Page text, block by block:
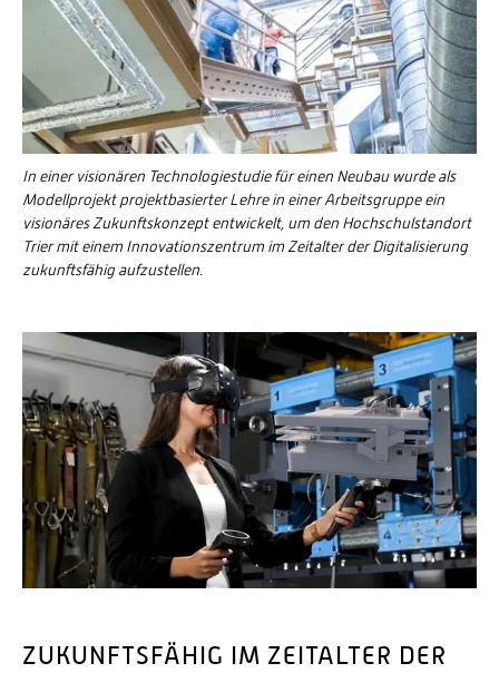
In einer visionären Technologiestudie für einen Neubau wurde als
Modellprojekt projektbasierter Lehre in einer Arbeitsgruppe ein
visionäres Zukunftskonzept entwickelt, um den Hochschulstandort
Trier mit einem Innovationszentrum im Zeitalter der Digitalisierung
zukunftsfähig aufzustellen.
ZUKUNFTSFÄHIG IM ZEITALTER DER